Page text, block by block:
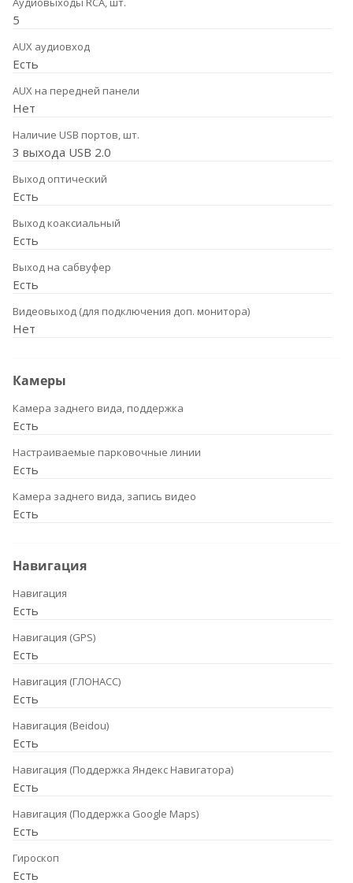
5
AUX аудиовход
Есть
AUX на передней панели
Нет
Наличие USB портов, шт.
3 выхода USB 2.0
Выход оптический
Есть
Выход коаксиальный
Есть
Выход на сабвуфер
Есть
Видеовыход (для подключения доп. монитора)
Нет
Камеры
Камера заднего вида, поддержка
Есть
Настраиваемые парковочные линии
Есть
Камера заднего вида, запись видео
Есть
Навигация
Навигация
Есть
Навигация (GPS)
Есть
Навигация (ГЛОНАСС)
Есть
Навигация (Beidou)
Есть
Навигация (Поддержка Яндекс Навигатора)
Есть
Навигация (Поддержка Google Maps)
Есть
Гироскоп
Есть